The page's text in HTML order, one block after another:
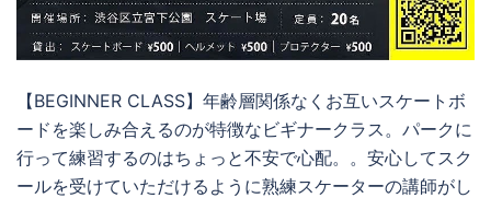
【BEGINNER CLASS】年齢層関係なくお互いスケートボ
ードを楽しみ合えるのが特徴なビギナークラス。パークに
行って練習するのはちょっと不安で心配。。安心してスク
ールを受けていただけるように熟練スケーターの講師がし